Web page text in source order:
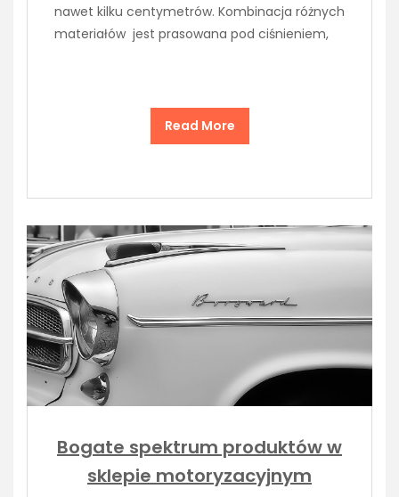
nawet kilku centymetrów. Kombinacja różnych
materiałów jest prasowana pod ciśnieniem,
Read More
Bogate spektrum produktów w
sklepie motoryzacyjnym